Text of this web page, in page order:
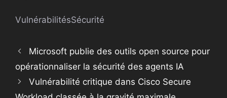
VulnérabilitésSécurité
Microsoft publie des outils open source pour
opérationnaliser la sécurité des agents IA
Vulnérabilité critique dans Cisco Secure